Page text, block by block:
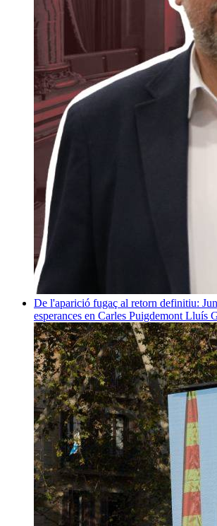
De l'aparició fugaç al retorn definitiu:
esperances en Carles Puigdemont Lluís